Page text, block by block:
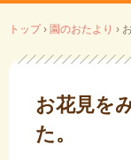
ン
テ
トップ › 園のおたより ›
お花見を
た。